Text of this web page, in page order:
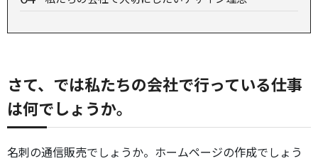
さて、では私たちの会社で行っている仕事
は何でしょうか。
名刺の通信販売でしょうか。ホームページの作成でしょう